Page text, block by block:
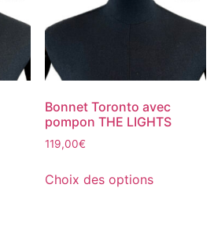
Bonnet Toronto avec
pompon THE LIGHTS
119,00€
Choix des options